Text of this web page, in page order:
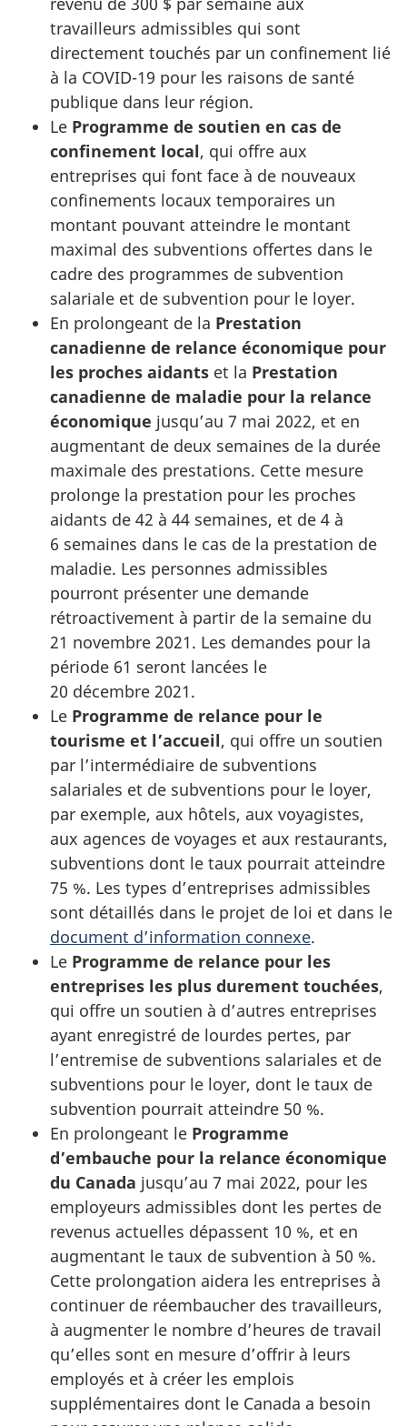
travailleurs admissibles qui sont
directement touchés par un confinement lié
à la COVID-19 pour les raisons de santé
publique dans leur région.
Le Programme de soutien en cas de
confinement local, qui offre aux
entreprises qui font face à de nouveaux
confinements locaux temporaires un
montant pouvant atteindre le montant
maximal des subventions offertes dans le
cadre des programmes de subvention
salariale et de subvention pour le loyer.
En prolongeant de la Prestation
canadienne de relance économique pour
les proches aidants et la Prestation
canadienne de maladie pour la relance
économique jusqu’au 7 mai 2022, et en
augmentant de deux semaines de la durée
maximale des prestations. Cette mesure
prolonge la prestation pour les proches
aidants de 42 à 44 semaines, et de 4 à
6 semaines dans le cas de la prestation de
maladie. Les personnes admissibles
pourront présenter une demande
rétroactivement à partir de la semaine du
21 novembre 2021. Les demandes pour la
période 61 seront lancées le
20 décembre 2021.
Le Programme de relance pour le
tourisme et l’accueil, qui offre un soutien
par l’intermédiaire de subventions
salariales et de subventions pour le loyer,
par exemple, aux hôtels, aux voyagistes,
aux agences de voyages et aux restaurants,
subventions dont le taux pourrait atteindre
75 %. Les types d’entreprises admissibles
sont détaillés dans le projet de loi et dans le
document d’information connexe.
Le Programme de relance pour les
entreprises les plus durement touchées,
qui offre un soutien à d’autres entreprises
ayant enregistré de lourdes pertes, par
l’entremise de subventions salariales et de
subventions pour le loyer, dont le taux de
subvention pourrait atteindre 50 %.
En prolongeant le Programme
d’embauche pour la relance économique
du Canada jusqu’au 7 mai 2022, pour les
employeurs admissibles dont les pertes de
revenus actuelles dépassent 10 %, et en
augmentant le taux de subvention à 50 %.
Cette prolongation aidera les entreprises à
continuer de réembaucher des travailleurs,
à augmenter le nombre d’heures de travail
qu’elles sont en mesure d’offrir à leurs
employés et à créer les emplois
supplémentaires dont le Canada a besoin